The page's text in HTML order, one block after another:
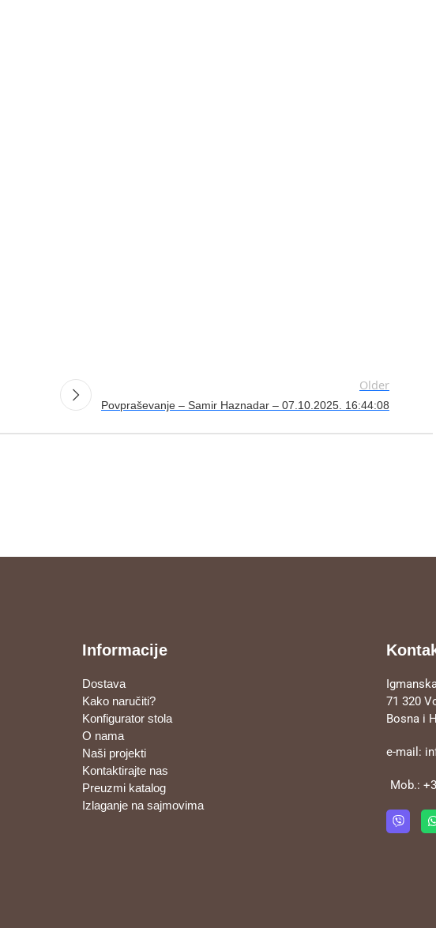
Older
Povpraševanje – Samir Haznadar – 07.10.2025. 16:44:08
Informacije
Dostava
Kako naručiti?
Konfigurator stola
O nama
Naši projekti
Kontaktirajte nas
Preuzmi katalog
Izlaganje na sajmovima
71 320
Bosna i
e-mail:
Mob.: